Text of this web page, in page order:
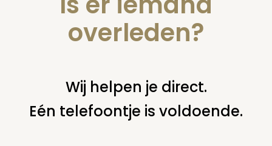
U bent hier: home nieuws & agenda nieuws rouwfotografie
overleden?
Wij helpen je direct.
Eén telefoontje is voldoende.